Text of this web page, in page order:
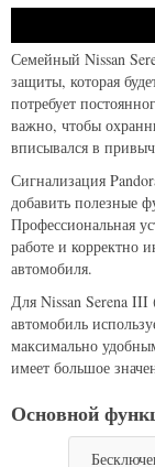
Семейный Nissan
защиты, которая
потребует
важно, чтобы
вписывался в
Сигнализация
добавить полезные
Профессиональная
работе и корректно
автомобиля.
Для Nissan Serena III
автомобиль
максимально
имеет большое
Основной